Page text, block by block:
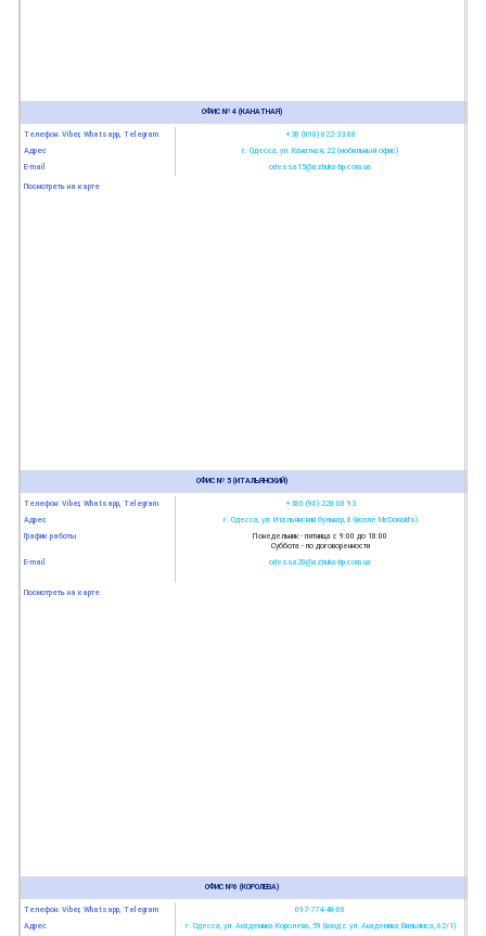
ОФИС № 4 (КАНАТНАЯ)
Телефон: Viber, Whatsapp, Telegram
+38 (098) 022-33-88
Адрес
г. Одесса, ул. Канатная, 22 (мобильный офис)
E-mail
odessa15@azbuka-bp.com.ua
Посмотреть на карте
ОФИС № 5 (ИТАЛЬЯНСКИЙ)
Телефон: Viber, Whatsapp, Telegram
+380 (98) 220 08 93
Адрес
г. Одесса, ул. Итальянский бульвар, 8 (возле McDonald’s)
График работы
Понедельник - пятница с 9:00 до 18:00
Суббота - по договоренности
E-mail
odessa20@azbuka-bp.com.ua
Посмотреть на карте
ОФИС №6 (КОРОЛЕВА)
Телефон: Viber, Whatsapp, Telegram
097-774-40-88
Адрес
г. Одесса, ул. Академика Королева, 59 (вход с ул. Академика Вильямса, 62/1)